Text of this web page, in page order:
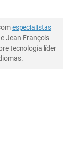
especialistas
Jean-François
tecnologia líder